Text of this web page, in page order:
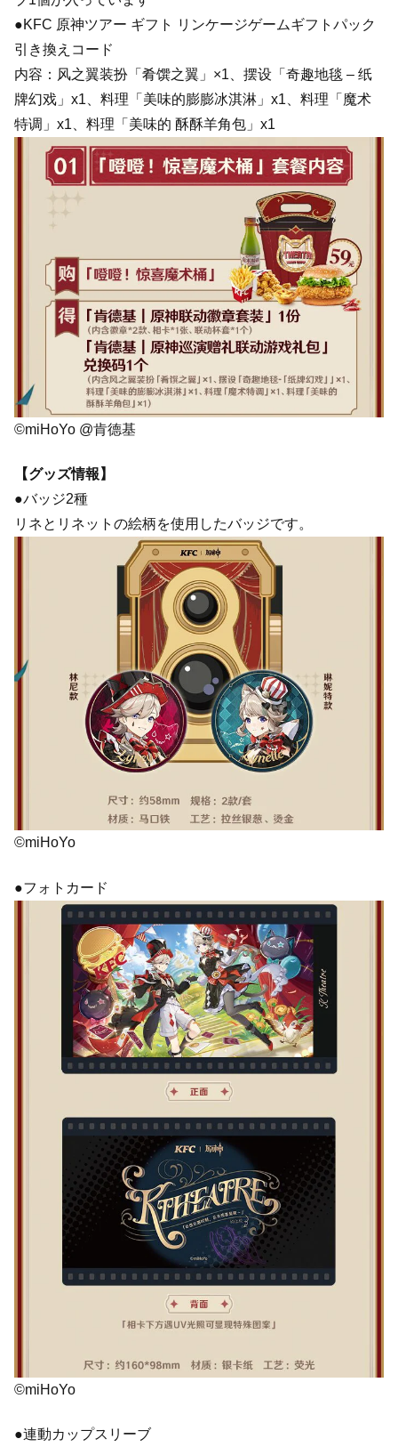
●KFC 原神ツアー ギフト リンケージゲームギフトパック
引き換えコード
内容：风之翼装扮「肴馔之翼」×1、摆设「奇趣地毯 – 纸
牌幻戏」x1、料理「美味的膨膨冰淇淋」x1、料理「魔术
特调」x1、料理「美味的 酥酥羊角包」x1
©miHoYo @肯德基
【グッズ情報】
●バッジ2種
リネとリネットの絵柄を使用したバッジです。
©miHoYo
●フォトカード
©miHoYo
●連動カップスリーブ